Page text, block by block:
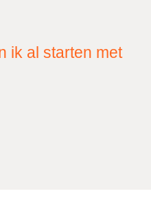
ik al starten met